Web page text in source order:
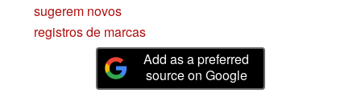
sugerem novos
registros de marcas
Add as a preferred
source on Google